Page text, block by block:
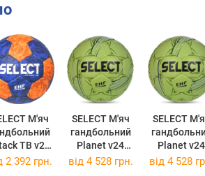
М'яч
TB v22
Orange
SELECT М'яч
гандбольний
Planet v24
Green №2
SELECT
Planet v24
Green №3
2 392 грн. від 4 528 грн. від 4 528